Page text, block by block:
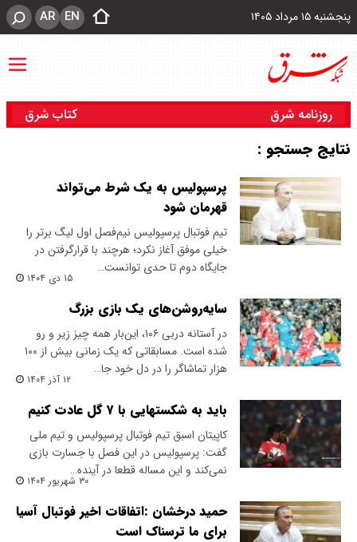
پنجشنبه ۱۵ مرداد ۱۴۰۵ EN
AR
روزنامه شرق کتاب شرق
نتایج جستجو :
پرسپولیس به یک شرط می‌تواند
قهرمان شود
تیم فوتبال پرسپولیس نیم‌فصل اول لیگ برتر را
خیلی موفق آغاز نکرد؛ هرچند با قرارگرفتن در
جایگاه دوم تا حدی توانست…
۱۵ دی ۱۴۰۴
سایه‌روشن‌های یک بازی بزرگ
در آستانه دربی ۱۰۶، این‌بار همه چیز زیر و رو
شده است. مسابقاتی که یک زمانی بیش از ۱۰۰
هزار تماشاگر را در دل خود جا…
۱۲ آذر ۱۴۰۴
باید به شکستهایی با ۷ گل عادت کنیم
کاپیتان اسبق تیم فوتبال پرسپولیس و تیم ملی
گفت: پرسپولیس در این فصل با جسارت بازی
نمی‌کند و این مساله قطعا در آینده…
۳۰ شهریور ۱۴۰۴
حمید درخشان :اتفاقات اخیر فوتبال آسیا
برای ما ترسناک است